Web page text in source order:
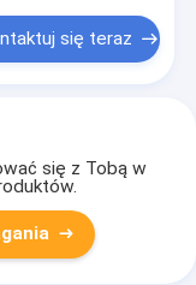
się teraz
się z Tobą w